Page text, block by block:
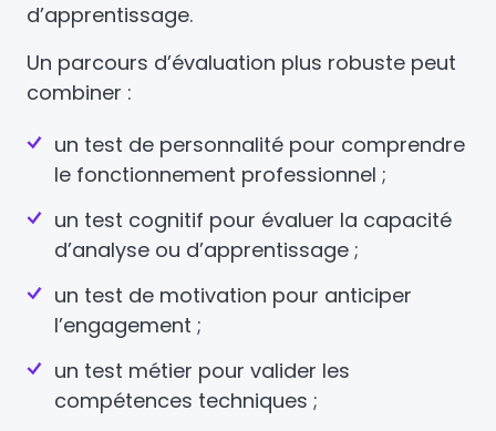
d’apprentissage.
Un parcours d’évaluation plus robuste peut
combiner :
un test de personnalité pour comprendre
le fonctionnement professionnel ;
un test cognitif pour évaluer la capacité
d’analyse ou d’apprentissage ;
un test de motivation pour anticiper
l’engagement ;
un test métier pour valider les
compétences techniques ;